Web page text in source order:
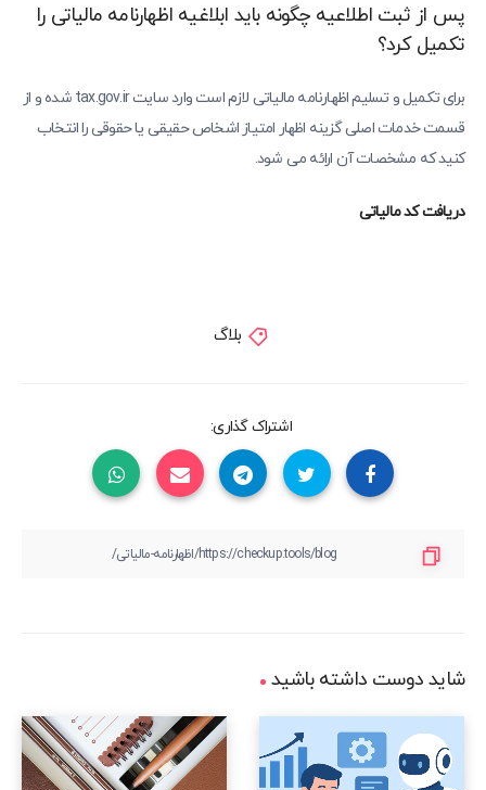
پس از ثبت اطلاعیه چگونه باید ابلاغیه اظهارنامه مالیاتی را
تکمیل کرد؟
برای تکمیل و تسلیم اظهارنامه مالیاتی لازم است وارد سایت tax.gov.ir شده و از
قسمت خدمات اصلی گزینه اظهار امتیاز اشخاص حقیقی یا حقوقی را انتخاب
کنید که مشخصات آن ارائه می شود.
دریافت کد مالیاتی
بلاگ
اشتراک گذاری:
شاید دوست داشته باشید